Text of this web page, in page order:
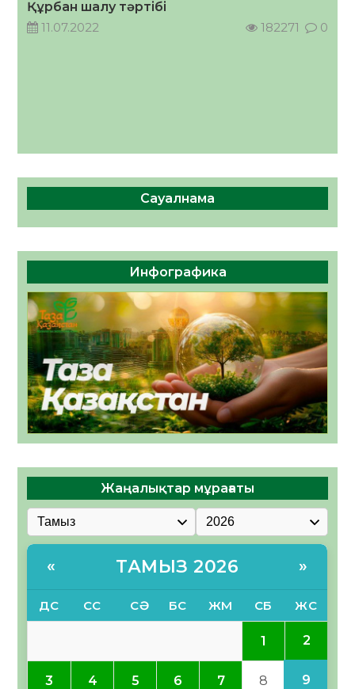
Құрбан шалу тәртібі
11.07.2022
182271 0
Сауалнама
Инфографика
Жаңалықтар мұрағаты
« ТАМЫЗ 2026 »
ДС СС СӘ БС ЖМ СБ ЖС
1 2
3 4 5 6 7 8 9